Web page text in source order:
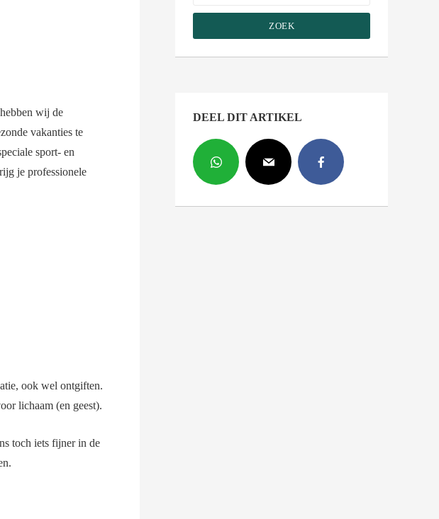
wij de
vakanties te
sport- en
je professionele
ook wel ontgiften.
lichaam (en geest).
toch iets fijner in de
ZOEK
DEEL DIT ARTIKEL